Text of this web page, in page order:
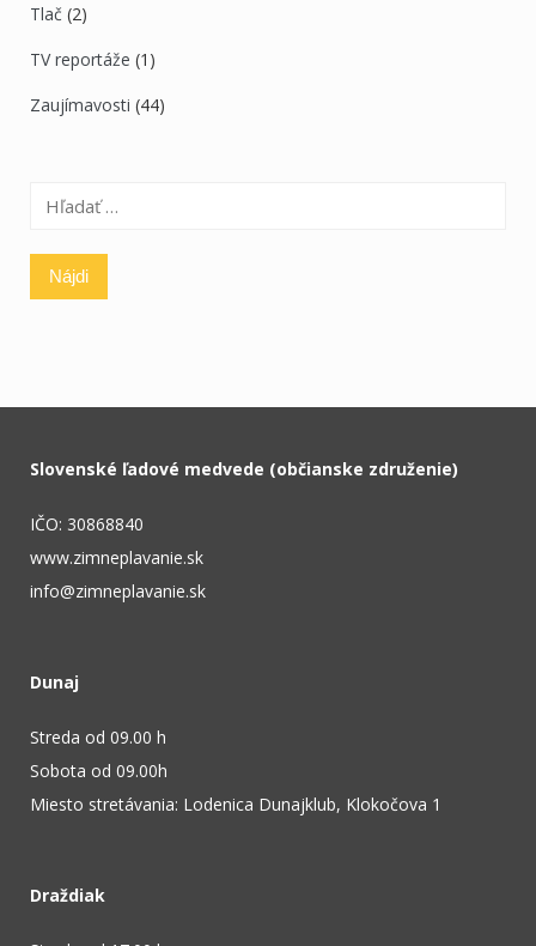
Tlač (2)
TV reportáže (1)
Zaujímavosti (44)
Hľadať:
Slovenské ľadové medvede (občianske združenie)
IČO: 30868840
www.zimneplavanie.sk
info@zimneplavanie.sk
Dunaj
Streda od 09.00 h
Sobota od 09.00h
Miesto stretávania: Lodenica Dunajklub, Klokočova 1
Draždiak